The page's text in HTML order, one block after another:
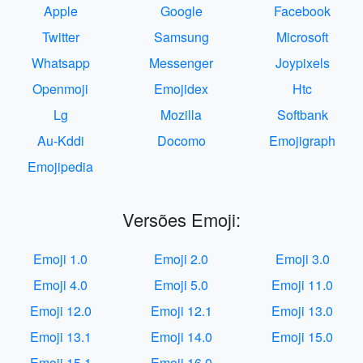
Apple Google
Facebook
Twitter
Samsung
Microsoft
Whatsapp
Messenger
Joypixels
Openmoji
Emojidex
Htc
Lg
Mozilla
Softbank
Au-Kddi
Docomo
Emojigraph
Emojipedia
Versões Emoji:
Emoji 1.0 Emoji 2.0
Emoji 3.0
Emoji 4.0
Emoji 5.0
Emoji 11.0
Emoji 12.0
Emoji 12.1
Emoji 13.0
Emoji 13.1
Emoji 14.0
Emoji 15.0